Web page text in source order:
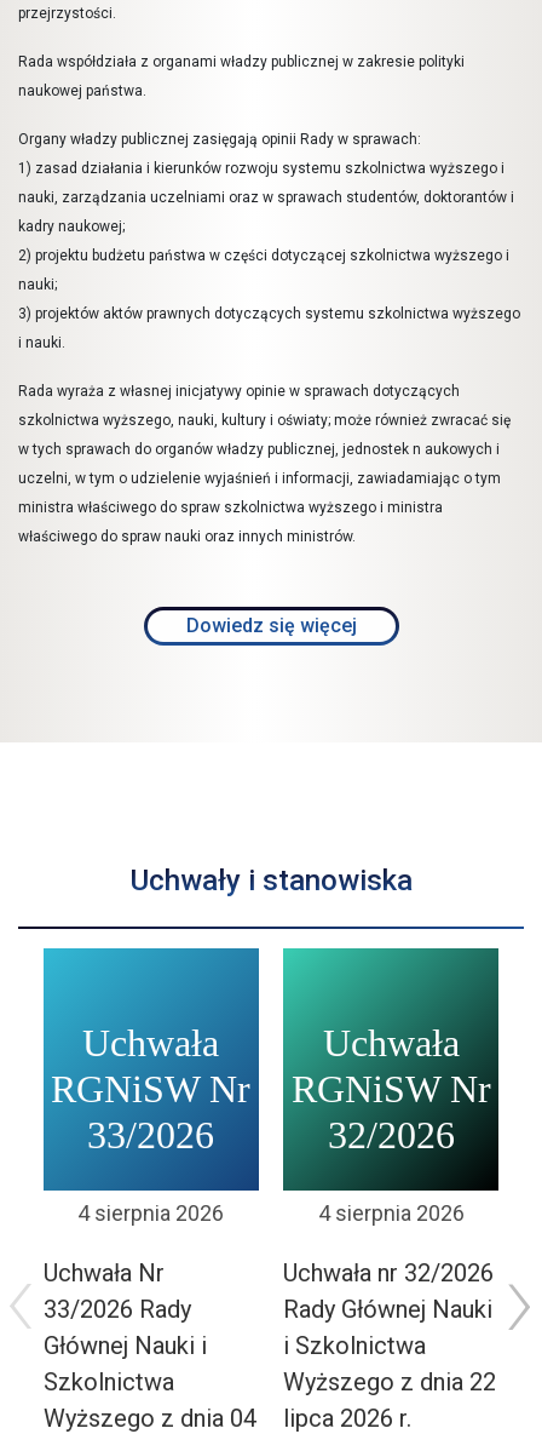
przejrzystości.
Rada współdziała z organami władzy publicznej w zakresie polityki
naukowej państwa.
Organy władzy publicznej zasięgają opinii Rady w sprawach:
1) zasad działania i kierunków rozwoju systemu szkolnictwa wyższego i
nauki, zarządzania uczelniami oraz w sprawach studentów, doktorantów i
kadry naukowej;
2) projektu budżetu państwa w części dotyczącej szkolnictwa wyższego i
nauki;
3) projektów aktów prawnych dotyczących systemu szkolnictwa wyższego
i nauki.
Rada wyraża z własnej inicjatywy opinie w sprawach dotyczących
szkolnictwa wyższego, nauki, kultury i oświaty; może również zwracać się
w tych sprawach do organów władzy publicznej, jednostek n aukowych i
uczelni, w tym o udzielenie wyjaśnień i informacji, zawiadamiając o tym
ministra właściwego do spraw szkolnictwa wyższego i ministra
właściwego do spraw nauki oraz innych ministrów.
Dowiedz się więcej
Uchwały i stanowiska
Uchwała
RGNiSW Nr
33/2026
4 sierpnia 2026
Uchwała Nr
33/2026 Rady
Głównej Nauki i
Szkolnictwa
Wyższego z dnia 04
Uchwała
RGNiSW Nr
32/2026
4 sierpnia 2026
Uchwała nr 32/2026
Rady Głównej Nauki
i Szkolnictwa
Wyższego z dnia 22
lipca 2026 r.
‹ ›